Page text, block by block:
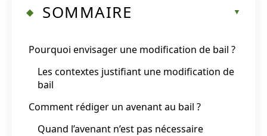
SOMMAIRE
Pourquoi envisager une modification de bail ?
Les contextes justifiant une modification de
bail
Comment rédiger un avenant au bail ?
Quand l’avenant n’est pas nécessaire